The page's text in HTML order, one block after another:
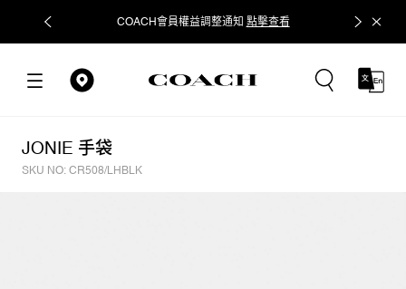
COACH會員權益調整通知 點擊查看 立即追蹤
JONIE 手袋
SKU NO: CR508/LHBLK